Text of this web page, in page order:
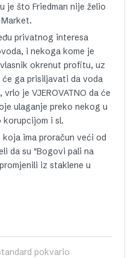
je što Friedman nije želio
privatnog interesa
i nekoga kome je
okrenut profitu, uz
ga prisiljavati da voda
je VJEROVATNO da će
ulaganje preko nekog u
i sl.
ima proračun veći od
da su "Bogovi pali na
iz staklene u
pokvario